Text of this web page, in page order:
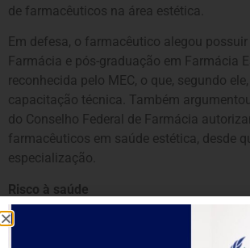
de farmacêuticos na área estética.
Em defesa, o farmacêutico alegou
Farmácia e pós-graduação em Farmácia
reconhecida pelo MEC, o que, segundo
capacitação técnica. Também
do Conselho Federal de Farmácia
farmacêuticos em saúde estética, desde
especialização.
Risco à saúde
Ao analisar o caso, o juiz detacou que
procedimentos estéticos invasivos por